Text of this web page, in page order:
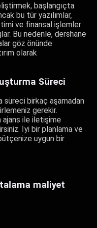
başlangıçta
bu tür yazılımlar,
ve finansal işlemler
Bu nedenle, dershane
göz önünde
olarak
Süreci
süreci birkaç aşamadan
gerekir.
ajans ile iletişime
İyi bir planlama ve
uygun bir
maliyet